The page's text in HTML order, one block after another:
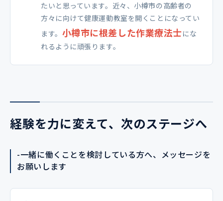
たいと思っています。近々、小樽市の高齢者の
方々に向けて健康運動教室を開くことになってい
ます。 小樽市に根差した作業療法士にな
れるように頑張ります。
経験を力に変えて、次のステージへ
-一緒に働くことを検討している方へ、メッセージを
お願いします